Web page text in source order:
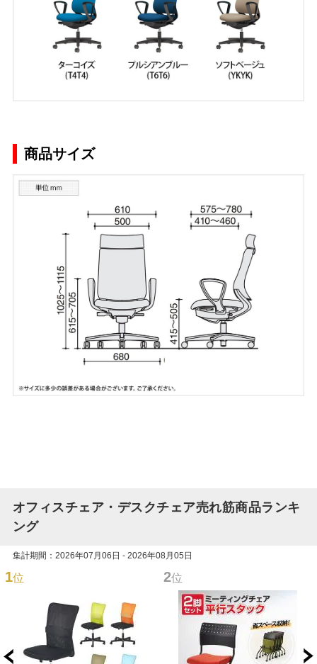
商品サイズ
オフィスチェア・デスクチェア売れ筋商品ランキ
ング
集計期間：2026年07月06日 - 2026年08月05日
1位 2位